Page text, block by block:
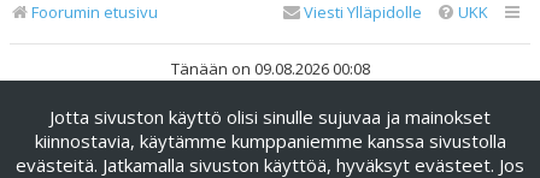
Foorumin etusivu UKK
Viesti Ylläpidolle
Tänään on 09.08.2026 00:08
Keskustelufoorumin ohjelmistophpBB® Forum Software ©
phpBB Limited
Käännös: phpBB Suomi (lurttinen, harritapio, Pettis)
Jotta sivuston käyttö olisi sinulle sujuvaa ja mainokset
kiinnostavia, käytämme kumppaniemme kanssa sivustolla
evästeitä. Jatkamalla sivuston käyttöä, hyväksyt evästeet. Jos